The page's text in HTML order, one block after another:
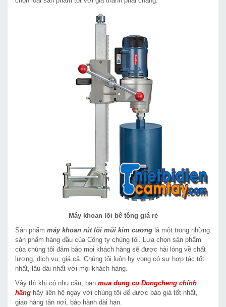
Máy khoan lõi bê tông giá rẻ
Sản phẩm máy khoan rút lõi mũi kim cương là một trong những
sản phẩm hàng đầu của Công ty chúng tôi. Lựa chọn sản phẩm
của chúng tôi đảm bảo mọi khách hàng sẽ được hài lòng về chất
lượng, dịch vụ, giá cả. Chúng tôi luôn hy vọng có sự hợp tác tốt
nhất, lâu dài nhất với mọi khách hàng.
Vậy thì khi có nhu cầu, bạn mua dụng cụ Dongcheng chính
hãng hãy liên hệ ngay với chúng tôi để được báo giá tốt nhất,
giao hàng tận nơi, bảo hành dài hạn.